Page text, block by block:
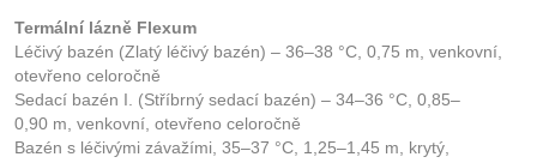
Termální lázně Flexum
Léčivý bazén (Zlatý léčivý bazén) – 36–38 °C, 0,75 m, venkovní,
otevřeno celoročně
Sedací bazén I. (Stříbrný sedací bazén) – 34–36 °C, 0,85–
0,90 m, venkovní, otevřeno celoročně
Bazén s léčivými závažími, 35–37 °C, 1,25–1,45 m, krytý,